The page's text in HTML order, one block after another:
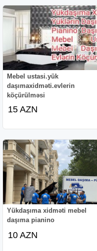
Mebel ustasi.yük
daşımaxidməti.evlerin
köçürülməsi
15 AZN
Yükdaşıma xidməti mebel
daşıma pianino
10 AZN